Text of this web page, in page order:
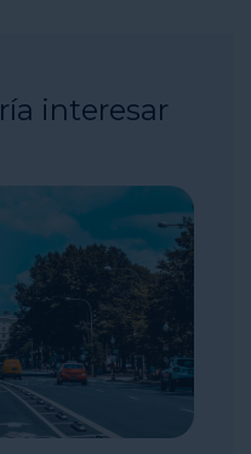
interesar